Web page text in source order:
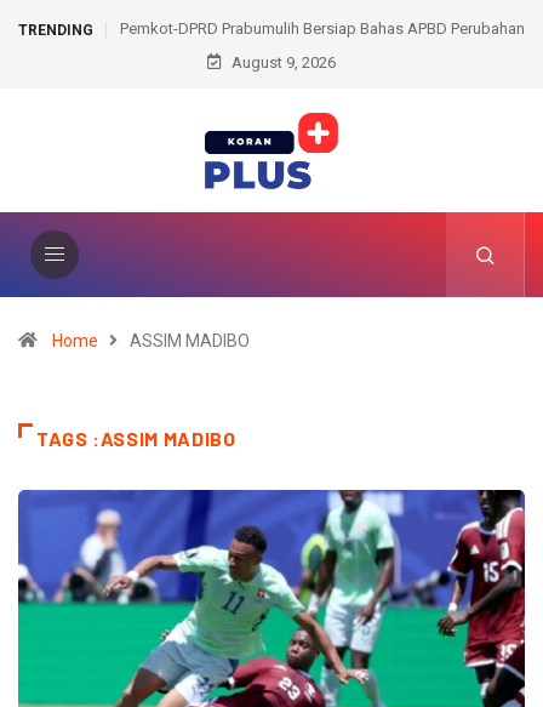
TRENDING
Bersiap Bahas APBD Perubahan Curas SPBU Pendopo Terbongkar, 4
August 9, 2026
Home ASSIM MADIBO
TAGS :ASSIM MADIBO